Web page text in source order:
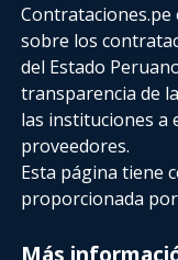
sobre los
del Estado
transparencia de
las instituciones a
proveedores.
Esta página tiene
proporcionada por